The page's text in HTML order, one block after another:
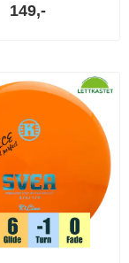
149,-